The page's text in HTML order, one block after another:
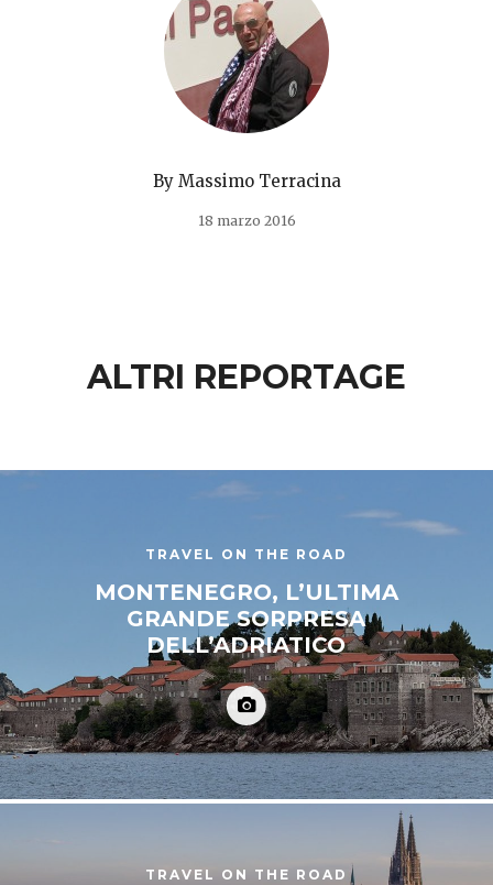
By Massimo Terracina
18 marzo 2016
ALTRI REPORTAGE
TRAVEL ON THE ROAD
MONTENEGRO, L’ULTIMA
GRANDE SORPRESA
DELL’ADRIATICO
TRAVEL ON THE ROAD